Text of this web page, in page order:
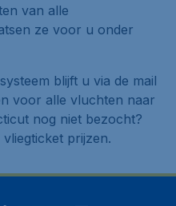
van alle
ze voor u onder
blijft u via de mail
voor alle vluchten naar
nog niet bezocht?
prijzen.